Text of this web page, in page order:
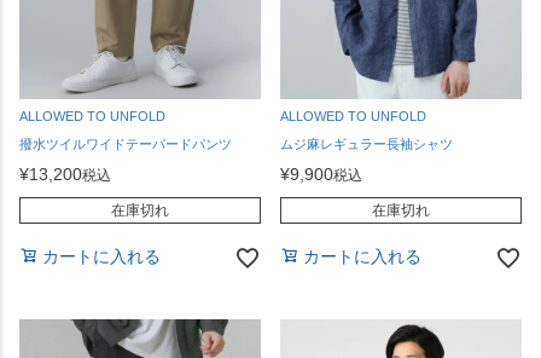
ALLOWED TO UNFOLD
撥水ツイルワイドテーパードパンツ
¥13,200税込
在庫切れ
カートに入れる
ALLOWED TO UNFOLD
ムジ麻レギュラー長袖シャツ
¥9,900税込
在庫切れ
カートに入れる